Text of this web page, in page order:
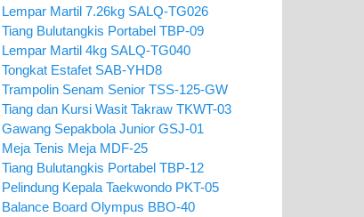
Lempar Martil 7.26kg SALQ-TG026
Tiang Bulutangkis Portabel TBP-09
Lempar Martil 4kg SALQ-TG040
Tongkat Estafet SAB-YHD8
Trampolin Senam Senior TSS-125-GW
Tiang dan Kursi Wasit Takraw TKWT-03
Gawang Sepakbola Junior GSJ-01
Meja Tenis Meja MDF-25
Tiang Bulutangkis Portabel TBP-12
Pelindung Kepala Taekwondo PKT-05
Balance Board Olympus BBO-40